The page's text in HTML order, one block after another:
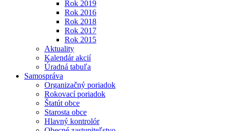
Rok 2019
Rok 2016
Rok 2018
Rok 2017
Rok 2015
Aktuality
Kalendár akcií
Úradná tabuľa
Samospráva
Organizačný poriadok
Rokovací poriadok
Štatút obce
Starosta obce
Hlavný kontrolór